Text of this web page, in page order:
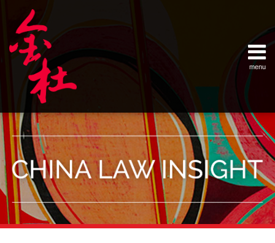
content
menu
Home
- 关于
金杜
Services
- 专业领
域
Contact
- 联系
我们
English
Example Link
China Banking Regulatory
China Insurance Regulatory
China Securities Regulatory
General Administration of Customs
Ministry of Commerce
National Development and Reform
Pacific Rim Advisory Council
State Administration for Industry &
State Administration of Foreign
Supreme People’s Court
World Law Group
RSS
LinkedIn
Weibo